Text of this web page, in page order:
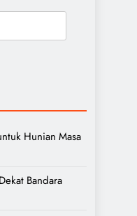
Hunian Masa
Bandara